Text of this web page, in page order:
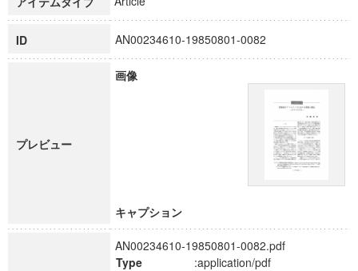
博士課程教育リーディングプログラム「超成熟社会発展のサ
ID AN00234610-19850801-0082
プレビュー
画像
キャプション
AN00234610-19850801-0082.pdf
Type
:application/pdf